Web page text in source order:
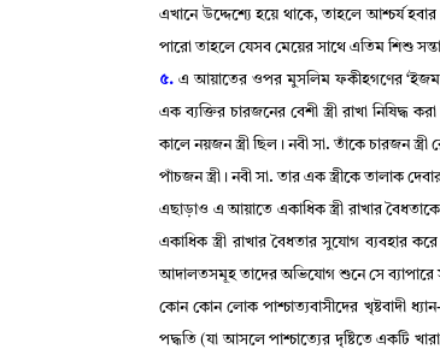
এখানে উদ্দেশ্যে হয়ে থাকে,তাহলে আশ্চর্য
পারো তাহলে যেসব মেয়ের সাথে এতিম শিশু
৫. এ আয়াতের ওপর মুসলিম ফকীহগণের‘
এক ব্যক্তির চারজনের বেশী স্ত্রী রাখা নিষিদ্ধ
কালে নয়জন স্ত্রী ছিল ।নবী সা. তাঁকে চারজন স্ত্রী
পাঁচজন স্ত্রী ।নবী সা. তার এক স্ত্রীকে তালাক
এছাড়াও এ আয়াতে একাধিক স্ত্রী রাখার
একাধিক স্ত্রী রাখার বৈধতার সুযোগ ব্যবহার
আদালতসমূহ তাদের অভিযোগ শুনে সে ব্যাপারে
কোন কোন লোক পাশ্চাত্যবাসীদের খৃষ্টবাদী
পদ্ধতি (যা আসলে পাশ্চাত্যের দৃষ্টিতে একটি